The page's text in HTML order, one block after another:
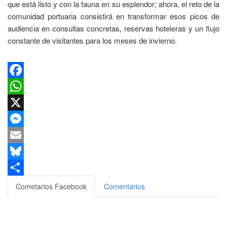
que está listo y con la fauna en su esplendor; ahora, el reto de la
comunidad portuaria consistirá en transformar esos picos de
audiencia en consultas concretas, reservas hoteleras y un flujo
constante de visitantes para los meses de invierno.
Facebook
WhatsApp
X
Messenger
Email
Bluesky
Compartir
Cometarios Facebook Comentarios